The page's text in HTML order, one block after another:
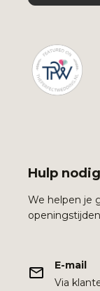
Hulp
We helpen je
E-mail
Via